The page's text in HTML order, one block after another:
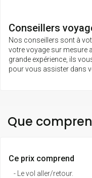
Conseillers
Nos conseillers sont à
votre voyage sur mesure
grande expérience, ils
pour vous assister dans
Que
Ce prix comprend
- Le vol aller/retour.